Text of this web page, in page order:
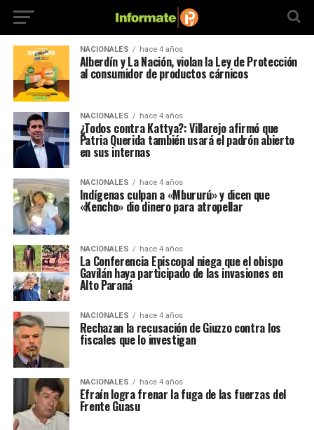
NACIONALES hace 4 años
Alberdín y La Nación, violan la Ley de Protección
al consumidor de productos cárnicos
NACIONALES hace 4 años
¿Todos contra Kattya?: Villarejo afirmó que
Patria Querida también usará el padrón abierto
en sus internas
NACIONALES hace 4 años
Indígenas culpan a «Mbururú» y dicen que
«Kencho» dio dinero para atropellar
NACIONALES hace 4 años
La Conferencia Episcopal niega que el obispo
Gavilán haya participado de las invasiones en
Alto Paraná
NACIONALES hace 4 años
Rechazan la recusación de Giuzzo contra los
fiscales que lo investigan
NACIONALES hace 4 años
Efraín logra frenar la fuga de las fuerzas del
Frente Guasu